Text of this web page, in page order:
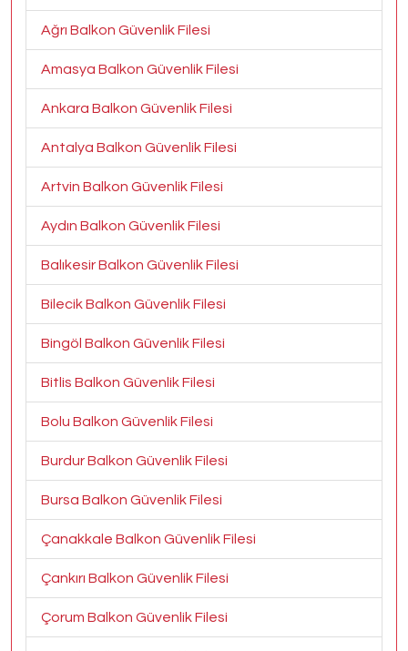
Ağrı Balkon Güvenlik Filesi
Amasya Balkon Güvenlik Filesi
Ankara Balkon Güvenlik Filesi
Antalya Balkon Güvenlik Filesi
Artvin Balkon Güvenlik Filesi
Aydın Balkon Güvenlik Filesi
Balıkesir Balkon Güvenlik Filesi
Bilecik Balkon Güvenlik Filesi
Bingöl Balkon Güvenlik Filesi
Bitlis Balkon Güvenlik Filesi
Bolu Balkon Güvenlik Filesi
Burdur Balkon Güvenlik Filesi
Bursa Balkon Güvenlik Filesi
Çanakkale Balkon Güvenlik Filesi
Çankırı Balkon Güvenlik Filesi
Çorum Balkon Güvenlik Filesi